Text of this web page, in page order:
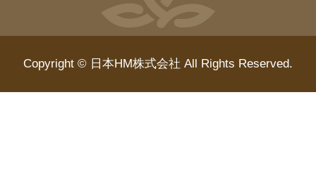
Copyright © 日本HM株式会社 All Rights Reserved.